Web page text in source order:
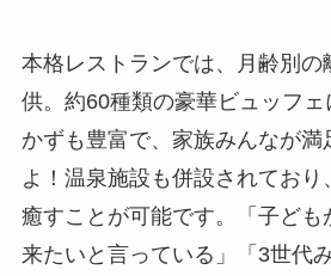
本格レストランでは、月齢別の
供。約60種類の豪華ビュッフ
かずも豊富で、家族みんなが満
よ！温泉施設も併設されており
癒すことが可能です。「子ども
来たいと言っている」「3世代